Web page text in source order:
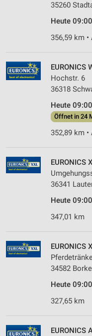
35260
Heute
356,59 km
EURONICS
Hochstr. 6
36318
Heute
Öffnet in 24
352,89 km
EURONICS
36341
Heute
347,01 km
EURONICS
34582
Heute
327,65 km
EURONICS